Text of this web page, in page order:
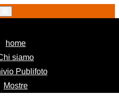
home(current)
siamo
Publifoto
Mostre